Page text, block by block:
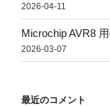
2026-04-11
Microchip AVR8
2026-03-07
最近のコメント